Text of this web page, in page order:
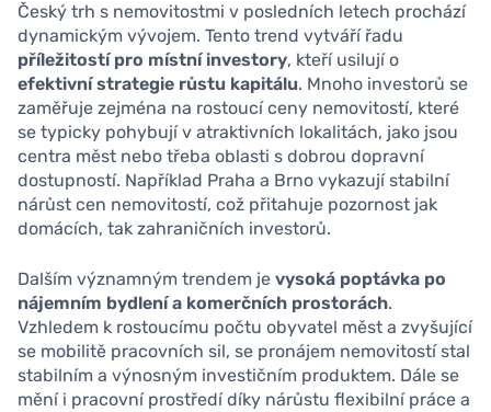
Český trh s nemovitostmi v posledních letech prochází
dynamickým vývojem. Tento trend vytváří řadu
příležitostí pro místní investory, kteří usilují o
efektivní strategie růstu kapitálu. Mnoho investorů se
zaměřuje zejména na rostoucí ceny nemovitostí, které
se typicky pohybují v atraktivních lokalitách, jako jsou
centra měst nebo třeba oblasti s dobrou dopravní
dostupností. Například Praha a Brno vykazují stabilní
nárůst cen nemovitostí, což přitahuje pozornost jak
domácích, tak zahraničních investorů.
Dalším významným trendem je vysoká poptávka po
nájemním bydlení a komerčních prostorách.
Vzhledem k rostoucímu počtu obyvatel měst a zvyšující
se mobilitě pracovních sil, se pronájem nemovitostí stal
stabilním a výnosným investičním produktem. Dále se
mění i pracovní prostředí díky nárůstu flexibilní práce a